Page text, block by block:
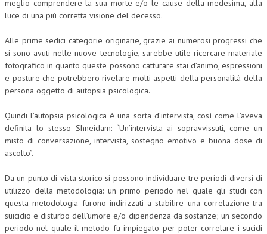
CORPORATE SOCIAL RESPONSIBILITY
ECONOMIA DELL’ARTE
INTERNAZIONALIZZAZIONE
HUMAN RESOURCES
MARKETING
RISK MANAGEMENT
SVILUPPO SOSTENIBILE
PERSONA E CITTÀ
meglio comprendere la sua morte e/o le cause della medesima, alla
luce di una più corretta visione del decesso.
Alle prime sedici categorie originarie, grazie ai numerosi progressi che
si sono avuti nelle nuove tecnologie, sarebbe utile ricercare materiale
fotografico in quanto queste possono catturare stai d’animo, espressioni
e posture che potrebbero rivelare molti aspetti della personalità della
persona oggetto di autopsia psicologica.
Quindi l’autopsia psicologica è una sorta d’intervista, così come l’aveva
definita lo stesso Shneidam: “Un’intervista ai sopravvissuti, come un
misto di conversazione, intervista, sostegno emotivo e buona dose di
ascolto”.
Da un punto di vista storico si possono individuare tre periodi diversi di
utilizzo della metodologia: un primo periodo nel quale gli studi con
questa metodologia furono indirizzati a stabilire una correlazione tra
suicidio e disturbo dell’umore e/o dipendenza da sostanze; un secondo
periodo nel quale il metodo fu impiegato per poter correlare i sucidi